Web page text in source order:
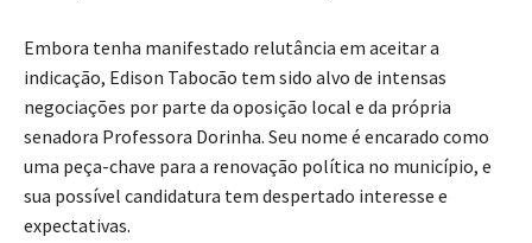
Embora tenha manifestado relutância em aceitar a
indicação, Edison Tabocão tem sido alvo de intensas
negociações por parte da oposição local e da própria
senadora Professora Dorinha. Seu nome é encarado como
uma peça-chave para a renovação política no município, e
sua possível candidatura tem despertado interesse e
expectativas.